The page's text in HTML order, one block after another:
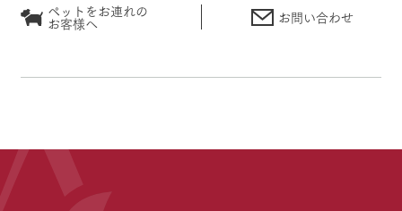
ペットをお連れの
お客様へ お問い合わせ